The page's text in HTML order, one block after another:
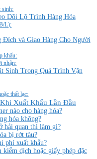
sinh:
Dõi Lộ Trình Hàng Hóa
L):
Đích và Giao Hàng Cho Người
khẩu:
nhận:
Sinh Trong Quá Trình Vận
thất lạc:
Xuất Khẩu Lần Đầu
nào cho hàng hóa?
hóa không?
hải quan thì làm gì?
bị rớt tàu?
phí xuất khẩu?
kiểm dịch hoặc giấy phép đặc